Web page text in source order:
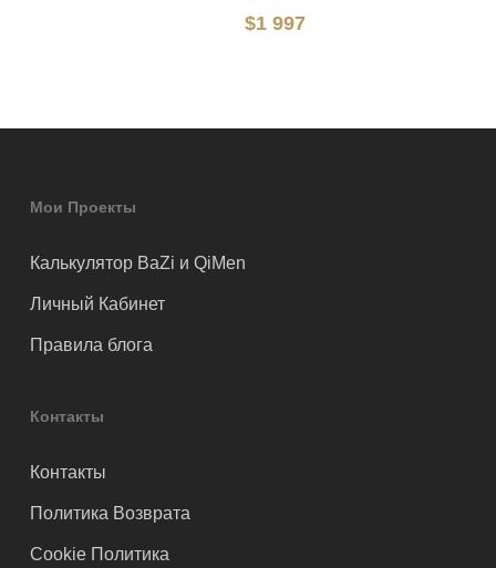
$1 997
Мои Проекты
Калькулятор BaZi и QiMen
Личный Кабинет
Правила блога
Контакты
Контакты
Политика Возврата
Cookie Политика